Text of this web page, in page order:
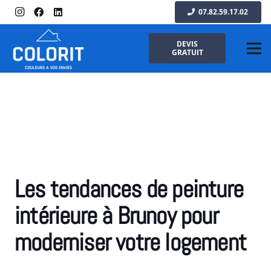
07.82.59.17.02
DEVIS
GRATUIT
Les tendances de peinture
intérieure à Brunoy pour
moderniser votre logement